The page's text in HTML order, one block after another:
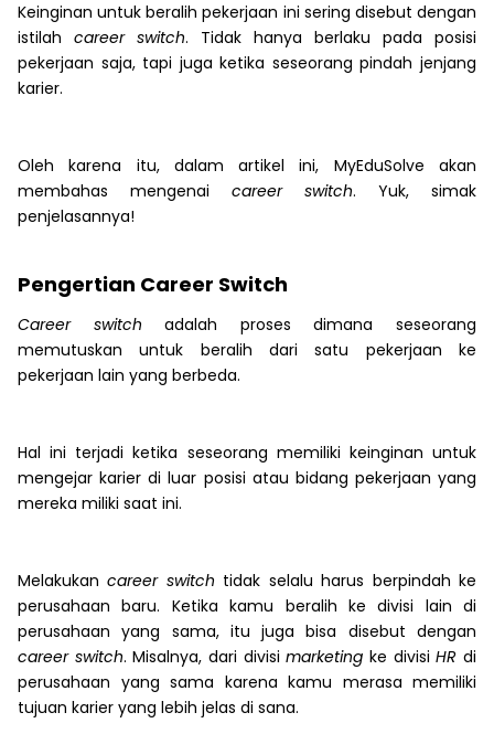
Keinginan untuk beralih pekerjaan ini sering disebut dengan
istilah career switch. Tidak hanya berlaku pada posisi
pekerjaan saja, tapi juga ketika seseorang pindah jenjang
karier.
Oleh karena itu, dalam artikel ini, MyEduSolve akan
membahas mengenai career switch. Yuk, simak
penjelasannya!
Pengertian Career Switch
Career switchadalah proses dimana seseorang
memutuskan untuk beralih dari satu pekerjaan ke
pekerjaan lain yang berbeda.
Hal ini terjadi ketika seseorang memiliki keinginan untuk
mengejar karier di luar posisi atau bidang pekerjaan yang
mereka miliki saat ini.
Melakukancareer switch tidak selalu harus berpindah ke
perusahaan baru. Ketika kamu beralih ke divisi lain di
perusahaan yang sama, itu juga bisa disebut dengan
career switch. Misalnya, dari divisimarketing ke divisiHR di
perusahaan yang sama karena kamu merasa memiliki
tujuan karier yang lebih jelas di sana.